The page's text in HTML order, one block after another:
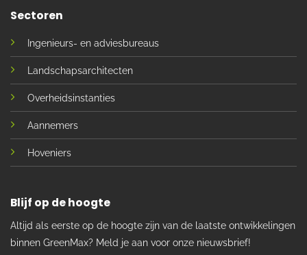
Sectoren
Ingenieurs- en adviesbureaus
Landschapsarchitecten
Overheidsinstanties
Aannemers
Hoveniers
Blijf op de hoogte
Altijd als eerste op de hoogte zijn van de laatste ontwikkelingen
binnen GreenMax? Meld je aan voor onze nieuwsbrief!